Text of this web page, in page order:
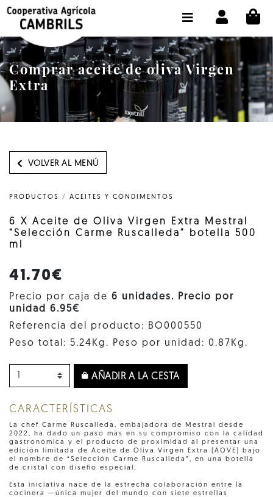
Comprar aceite de oliva Virgen
Extra
VOLVER AL MENÚ
PRODUCTOS / ACEITES Y CONDIMENTOS
6 X Aceite de Oliva Virgen Extra Mestral
“Selección Carme Ruscalleda” botella 500
ml
41.70€
Precio por caja de 6 unidades. Precio por
unidad 6.95€
Referencia del producto: BO000550
Peso total: 5.24Kg. Peso por unidad: 0.87Kg.
AÑADIR A LA CESTA
CARACTERÍSTICAS
La chef Carme Ruscalleda, embajadora de Mestral desde
2022, ha dado un paso más en su compromiso con la calidad
gastronómica y el producto de proximidad al presentar una
edición limitada de Aceite de Oliva Virgen Extra (AOVE) bajo
el nombre de “Selección Carme Ruscalleda”, en una botella
de cristal con diseño especial.
Esta iniciativa nace de la estrecha colaboración entre la
cocinera —única mujer del mundo con siete estrellas
TIENDA COMPRA ONLINE
LA COOPERATIVA
OLEOTOUR
PRODUCTOS
NUESTRO ACEITE
SELECCIONAR IDIOMA : ES